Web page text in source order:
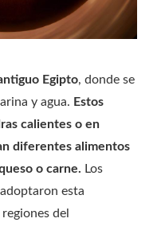
Egipto, donde se
y agua. Estos
calientes o en
diferentes alimentos
o carne. Los
esta
del